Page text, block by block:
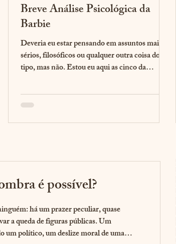
Breve Análise Psicológica da
Barbie
Deveria eu estar pensando em assuntos mais
sérios, filosóficos ou qualquer outra coisa do
tipo, mas não. Estou eu aqui as cinco da
é possível?
há um prazer peculiar, quase
a queda de figuras públicas. Um
um político, um deslize moral de uma